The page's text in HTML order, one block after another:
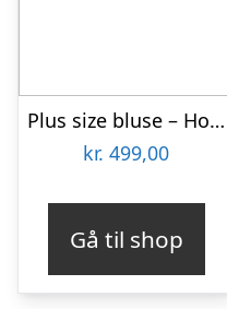
Plus size bluse – Hoshi Black
kr. 499,00
Gå til shop